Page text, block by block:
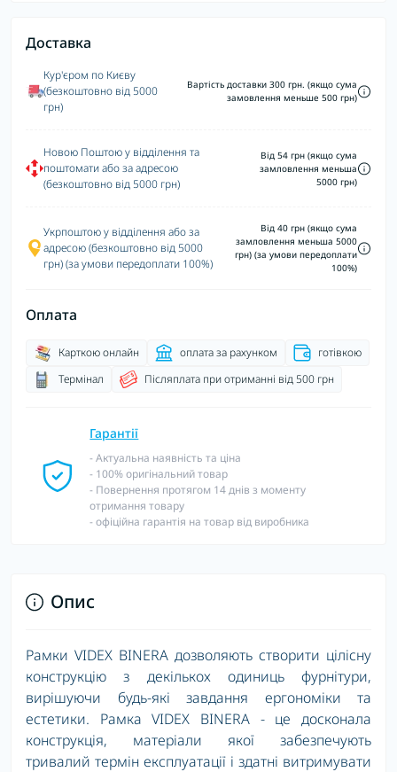
Доставка
Кур'єром по Києву
(безкоштовно від 5000
грн)
Вартість доставки 300 грн. (якщо сума
замовлення меньше 500 грн)
Новою Поштою у відділення та
поштомати або за адресою
(безкоштовно від 5000 грн)
Від 54 грн (якщо сума
замловлення меньша
5000 грн)
Укрпоштою у відділення або за
адресою (безкоштовно від 5000
грн) (за умови передоплати 100%)
Від 40 грн (якщо сума
замловлення меньша 5000
грн) (за умови передоплати
100%)
Оплата
Карткою онлайн оплата за рахунком
готівкою
Термінал
Післяплата при отриманні від 500 грн
Гарантії
- Актуальна наявність та ціна
- 100% оригінальний товар
- Повернення протягом 14 днів з моменту
отримання товару
- офіційна гарантія на товар від виробника
Опис
Рамки VIDEX BINERA дозволяють створити цілісну
конструкцію з декількох одиниць фурнітури,
вирішуючи будь-які завдання ергономіки та
естетики. Рамка VIDEX BINERA - це досконала
конструкція, матеріали якої забезпечують
тривалий термін експлуатації і здатні витримувати